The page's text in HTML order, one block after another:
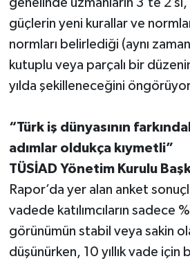
genelinde uzmanların 3’te
güçlerin yeni kurallar ve
normları belirlediği (aynı
kutuplu veya parçalı bir
yılda şekilleneceğini
“Türk iş dünyasının
adımlar oldukça kıymetli”
TÜSİAD Yönetim Kurulu
Rapor’da yer alan anket
vadede katılımcıların sadece
görünümün stabil veya sakin
düşünürken, 10 yıllık vade için